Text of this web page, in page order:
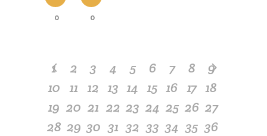
0 0
1 2 3 4 5 6 7 8
9
10 11 12 13 14 15 16 17 18
19 20 21 22 23 24 25 26 27
28 29 30 31 32 33 34 35 36